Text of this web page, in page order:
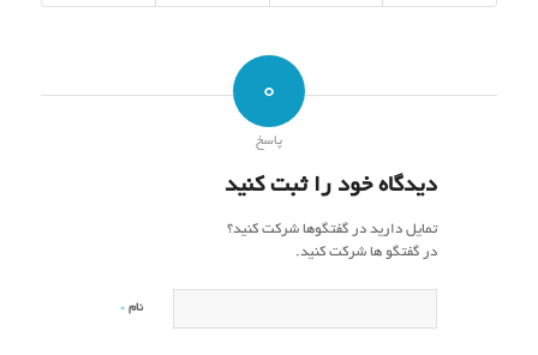
0
پاسخ
دیدگاه خود را ثبت کنید
تمایل دارید در گفتگوها شرکت کنید؟
در گفتگو ها شرکت کنید.
نام *